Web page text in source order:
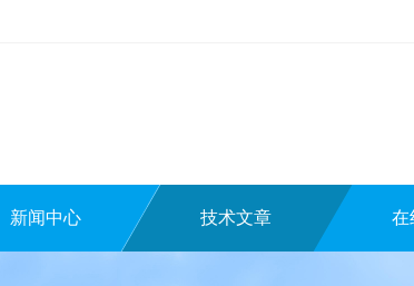
新闻中心 技术文章 在